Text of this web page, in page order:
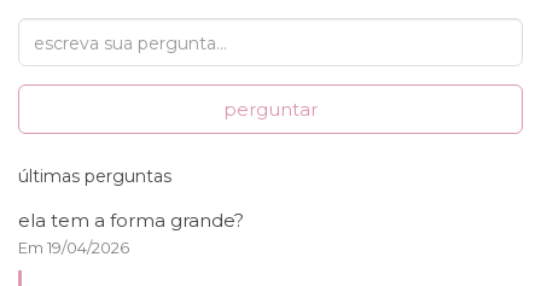
perguntar
últimas perguntas
ela tem a forma grande?
Em 19/04/2026